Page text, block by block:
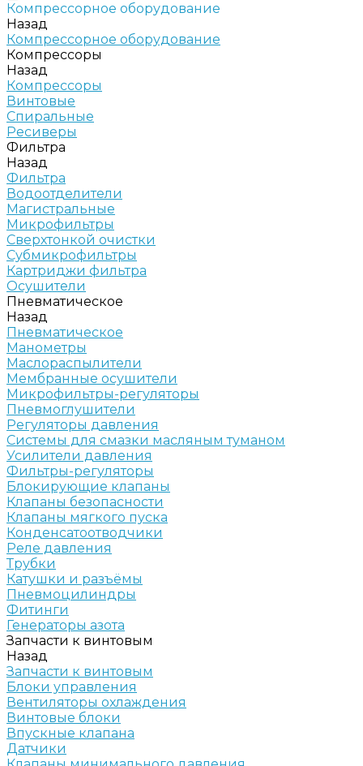
Компрессорное оборудование
Назад
Компрессорное оборудование
Компрессоры
Назад
Компрессоры
Винтовые
Спиральные
Ресиверы
Фильтра
Назад
Фильтра
Водоотделители
Магистральные
Микрофильтры
Сверхтонкой очистки
Субмикрофильтры
Картриджи фильтра
Осушители
Пневматическое
Назад
Пневматическое
Манометры
Маслораспылители
Мембранные осушители
Микрофильтры-регуляторы
Пневмоглушители
Регуляторы давления
Системы для смазки масляным туманом
Усилители давления
Фильтры-регуляторы
Блокирующие клапаны
Клапаны безопасности
Клапаны мягкого пуска
Конденсатоотводчики
Реле давления
Трубки
Катушки и разъёмы
Пневмоцилиндры
Фитинги
Генераторы азота
Запчасти к винтовым
Назад
Запчасти к винтовым
Блоки управления
Вентиляторы охлаждения
Винтовые блоки
Впускные клапана
Датчики